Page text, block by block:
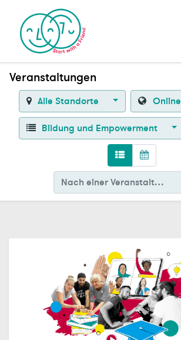
Veranstaltungen
Alle Standorte Online
Bildung und Empowerment